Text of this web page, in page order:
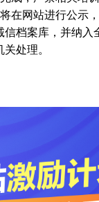
在网站进行公
档案库，并纳
处理。